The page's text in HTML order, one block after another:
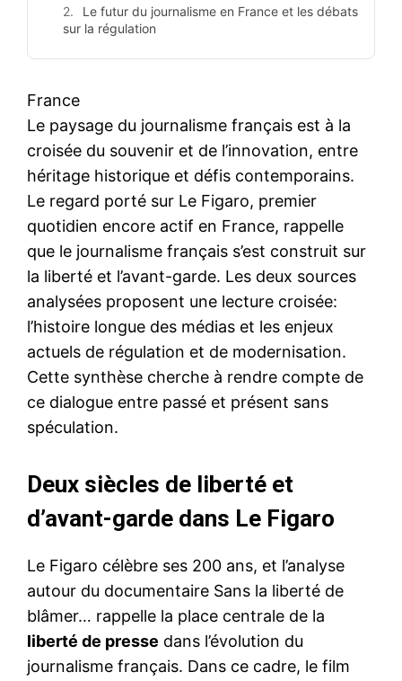
Le futur du journalisme en France et les débats
sur la régulation
France
Le paysage du journalisme français est à la
croisée du souvenir et de l’innovation, entre
héritage historique et défis contemporains.
Le regard porté sur Le Figaro, premier
quotidien encore actif en France, rappelle
que le journalisme français s’est construit sur
la liberté et l’avant-garde. Les deux sources
analysées proposent une lecture croisée:
l’histoire longue des médias et les enjeux
actuels de régulation et de modernisation.
Cette synthèse cherche à rendre compte de
ce dialogue entre passé et présent sans
spéculation.
Deux siècles de liberté et
d’avant-garde dans Le Figaro
Le Figaro célèbre ses 200 ans, et l’analyse
autour du documentaire Sans la liberté de
blâmer… rappelle la place centrale de la
liberté de presse dans l’évolution du
journalisme français. Dans ce cadre, le film